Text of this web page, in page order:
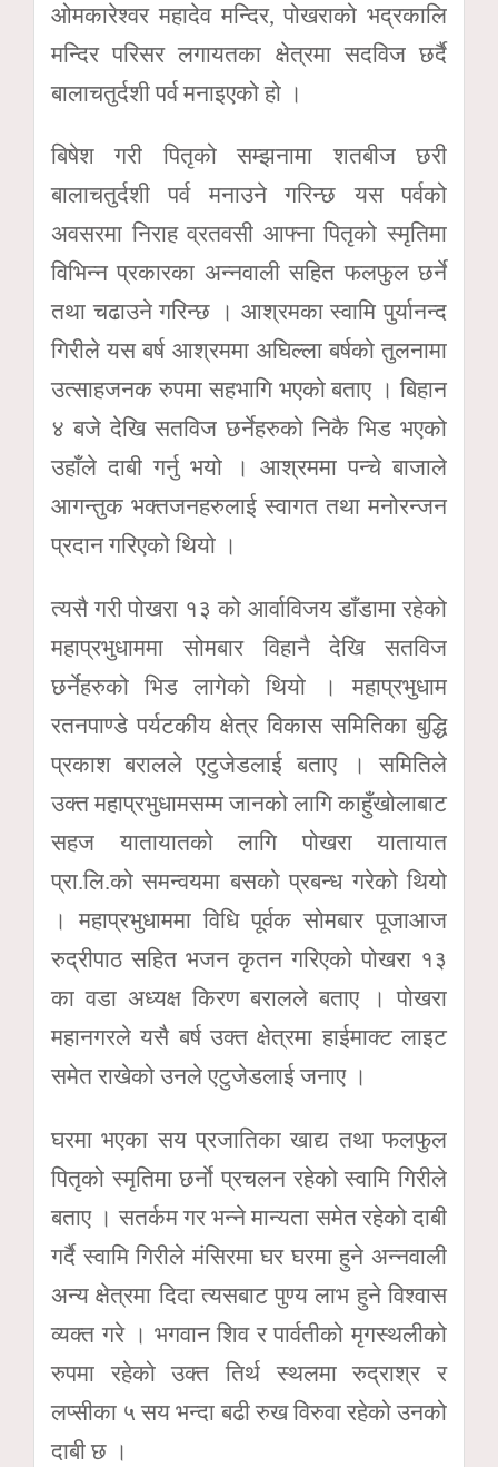
ओमकारेश्वर महादेव मन्दिर, पोखराको भद्रकालि
मन्दिर परिसर लगायतका क्षेत्रमा सदविज छर्दै
बालाचतुर्दशी पर्व मनाइएको हो ।
बिषेश गरी पितृको सम्झनामा शतबीज छरी
बालाचतुर्दशी पर्व मनाउने गरिन्छ यस पर्वको
अवसरमा निराह व्रतवसी आफ्ना पितृको स्मृतिमा
विभिन्न प्रकारका अन्नवाली सहित फलफुल छर्ने
तथा चढाउने गरिन्छ । आश्रमका स्वामि पुर्यानन्द
गिरीले यस बर्ष आश्रममा अघिल्ला बर्षको तुलनामा
उत्साहजनक रुपमा सहभागि भएको बताए । बिहान
४ बजे देखि सतविज छर्नेहरुको निकै भिड भएको
उहाँले दाबी गर्नु भयो । आश्रममा पन्चे बाजाले
आगन्तुक भक्तजनहरुलाई स्वागत तथा मनोरन्जन
प्रदान गरिएको थियो ।
त्यसै गरी पोखरा १३ को आर्वाविजय डाँडामा रहेको
महाप्रभुधाममा सोमबार विहानै देखि सतविज
छर्नेहरुको भिड लागेको थियो । महाप्रभुधाम
रतनपाण्डे पर्यटकीय क्षेत्र विकास समितिका बुद्धि
प्रकाश बरालले एटुजेडलाई बताए । समितिले
उक्त महाप्रभुधामसम्म जानको लागि काहुँखोलाबाट
सहज यातायातको लागि पोखरा यातायात
प्रा.लि.को समन्वयमा बसको प्रबन्ध गरेको थियो
। महाप्रभुधाममा विधि पूर्वक सोमबार पूजाआज
रुद्रीपाठ सहित भजन कृतन गरिएको पोखरा १३
का वडा अध्यक्ष किरण बरालले बताए । पोखरा
महानगरले यसै बर्ष उक्त क्षेत्रमा हाईमाक्ट लाइट
समेत राखेको उनले एटुजेडलाई जनाए ।
घरमा भएका सय प्रजातिका खाद्य तथा फलफुल
पितृको स्मृतिमा छर्नाे प्रचलन रहेको स्वामि गिरीले
बताए । सतर्कम गर भन्ने मान्यता समेत रहेको दाबी
गर्दै स्वामि गिरीले मंसिरमा घर घरमा हुने अन्नवाली
अन्य क्षेत्रमा दिदा त्यसबाट पुण्य लाभ हुने विश्वास
व्यक्त गरे । भगवान शिव र पार्वतीको मृगस्थलीको
रुपमा रहेको उक्त तिर्थ स्थलमा रुद्राश्र र
लप्सीका ५ सय भन्दा बढी रुख विरुवा रहेको उनको
दाबी छ ।